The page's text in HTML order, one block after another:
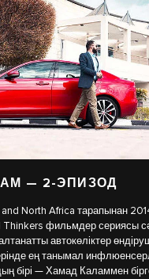
— 2-ЭПИЗОД
North Africa тарапынан
Thinkers фильмдер сериясы
автокөліктер
ең танымал
бірі — Хамад Каламмен